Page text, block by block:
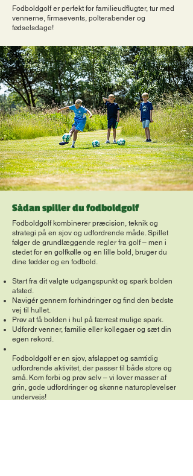
Fodboldgolf er perfekt for familieudflugter, tur med
vennerne, firmaevents, polterabender og
fødselsdage!
Sådan spiller du fodboldgolf
Fodboldgolf kombinerer præcision, teknik og
strategi på en sjov og udfordrende måde. Spillet
følger de grundlæggende regler fra golf – men i
stedet for en golfkølle og en lille bold, bruger du
dine fødder og en fodbold.
Start fra dit valgte udgangspunkt og spark bolden
afsted.
Navigér gennem forhindringer og find den bedste
vej til hullet.
Prøv at få bolden i hul på færrest mulige spark.
Udfordr venner, familie eller kollegaer og sæt din
egen rekord.
Fodboldgolf er en sjov, afslappet og samtidig
udfordrende aktivitet, der passer til både store og
små. Kom forbi og prøv selv – vi lover masser af
grin, gode udfordringer og skønne naturoplevelser
undervejs!